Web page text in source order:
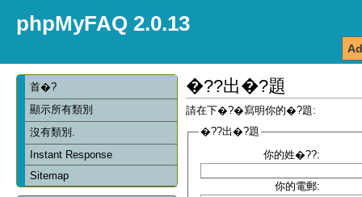
phpMyFAQ 2.0.13
首�?
顯示所有類別
沒有類別.
Instant Response
Sitemap
�??出�?題
請在下�?�寫明你的�?題:
�??出�?題
你的姓�??:
你的電郵: